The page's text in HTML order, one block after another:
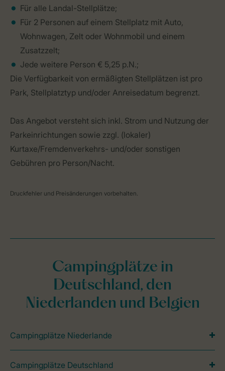
Für alle Landal-Stellplätze;
Für 2 Personen auf einem Stellplatz mit Auto,
Wohnwagen, Zelt oder Wohnmobil und einem
Zusatzzelt;
Jede weitere Person € 5,25 p.N.;
Die Verfügbarkeit von ermäßigten Stellplätzen ist pro
Park, Stellplatztyp und/oder Anreisedatum begrenzt.
Das Angebot versteht sich inkl. Strom und Nutzung der
Parkeinrichtungen sowie zzgl. (lokaler)
Kurtaxe/Fremdenverkehrs- und/oder sonstigen
Gebühren pro Person/Nacht.
Druckfehler und Preisänderungen vorbehalten.
Campingplätze in
Deutschland, den
Niederlanden und Belgien
Campingplätze Niederlande
Campingplätze Deutschland